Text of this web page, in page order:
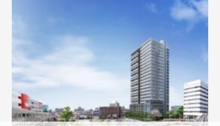
本科5年生・専攻科2年生向け 採用継続中の企業特集